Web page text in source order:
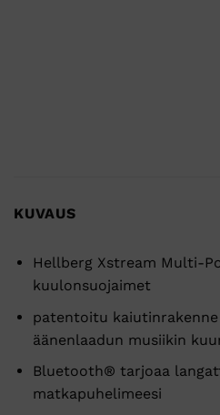
KUVAUS
Hellberg Xstream Multi-
kuulonsuojaimet
patentoitu
äänenlaadun musiikin
Bluetooth® tarjoaa
matkapuhelimeesi